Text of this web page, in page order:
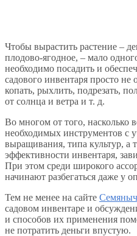
Чтобы вырастить растение –
плодово-ягодное, – мало
необходимо посадить и
садового инвентаря просто
копать, рыхлить, подрезать,
от солнца и ветра и т. д.
Во многом от того, насколько
необходимых инструментов с
выращивания, типа культур, а
эффективности инвентаря,
При этом среди широкого
начинают разбегаться даже у
Тем не менее на сайте
садовом инвентаре и
и способов их применения
не потратить деньги впустую.